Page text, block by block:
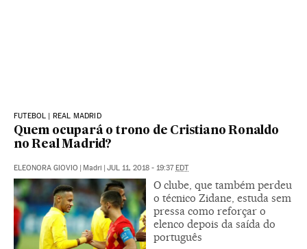
FUTEBOL | REAL MADRID
Quem ocupará o trono de Cristiano Ronaldo
no Real Madrid?
ELEONORA GIOVIO Madri JUL 11, 2018 - 19:37 EDT
O clube, que também perdeu
o técnico Zidane, estuda sem
pressa como reforçar o
elenco depois da saída do
português